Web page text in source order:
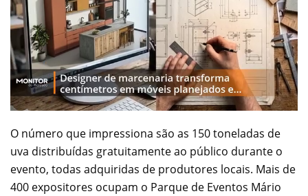
O número que impressiona são as 150 toneladas de
uva distribuídas gratuitamente ao público durante o
evento, todas adquiridas de produtores locais. Mais de
400 expositores ocupam o Parque de Eventos Mário